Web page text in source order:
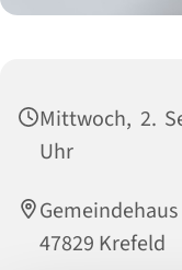
Mittwoch, 2.
Uhr
47829 Krefeld